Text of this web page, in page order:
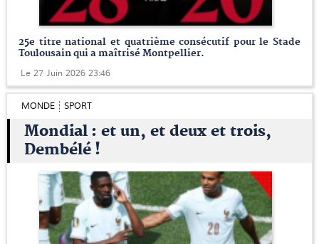
25e titre national et quatrième consécutif pour le Stade
Toulousain qui a maîtrisé Montpellier.
Le 27 Juin 2026 23:46
MONDE SPORT
Mondial : et un, et deux et trois,
Dembélé !